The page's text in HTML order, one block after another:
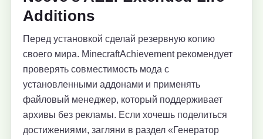
Additions
Перед установкой сделай резервную копию
своего мира. MinecraftAchievement рекомендует
проверять совместимость мода с
установленными аддонами и применять
файловый менеджер, который поддерживает
архивы без рекламы. Если хочешь поделиться
достижениями, загляни в раздел «Генератор